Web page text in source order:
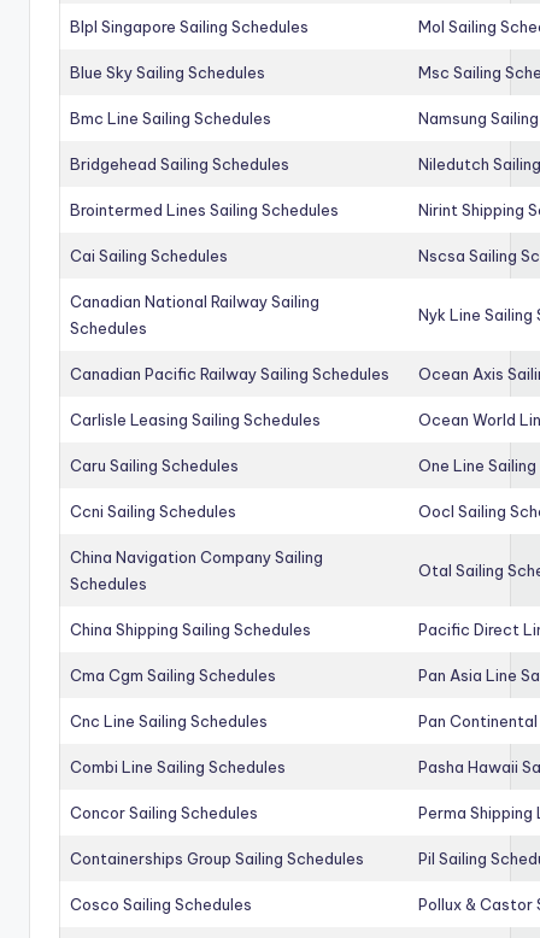
Blpl Singapore Sailing Schedules Mol Sailing
Blue Sky Sailing Schedules Msc Sailing
Bmc Line Sailing Schedules Namsung
Bridgehead Sailing Schedules Niledutch
Brointermed Lines Sailing Schedules Nirint Shipping
Cai Sailing Schedules Nscsa Sailing
Canadian National Railway Sailing
Schedules
Nyk Line Sailing
Canadian Pacific Railway Sailing Schedules Ocean Axis
Carlisle Leasing Sailing Schedules Ocean World
Caru Sailing Schedules One Line
Ccni Sailing Schedules Oocl Sailing
China Navigation Company Sailing
Schedules
Otal Sailing
China Shipping Sailing Schedules Pacific Direct
Cma Cgm Sailing Schedules Pan Asia Line
Cnc Line Sailing Schedules Pan Continental
Combi Line Sailing Schedules Pasha Hawaii
Concor Sailing Schedules Perma Shipping
Containerships Group Sailing Schedules Pil Sailing
Cosco Sailing Schedules Pollux & Castor